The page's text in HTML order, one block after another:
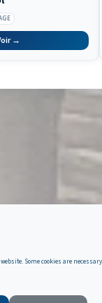
→
Some cookies are